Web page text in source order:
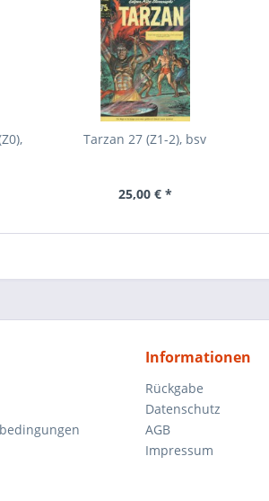
Tarzan 27 (Z1-2), bsv
25,00 € *
Informationen
Rückgabe
Datenschutz
AGB
Impressum